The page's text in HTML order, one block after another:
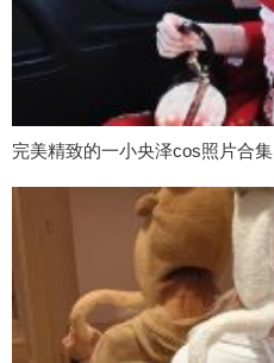
完美精致的一小央泽cos照片合集